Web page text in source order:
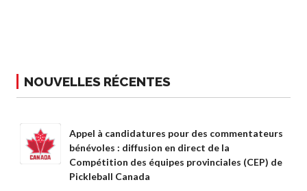
Le Conseil consultatif
national de Pickleball
Politiques
Journée nationale du
Pickleball
NOUVELLES RÉCENTES
Appel à candidatures pour des commentateurs
bénévoles : diffusion en direct de la
Compétition des équipes provinciales (CEP) de
Pickleball Canada